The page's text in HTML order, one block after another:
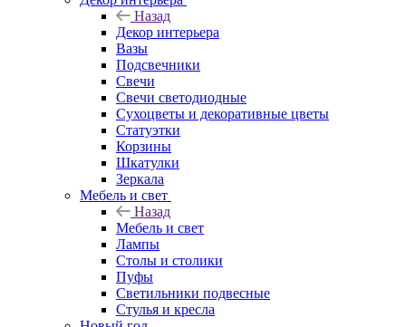
Назад
Декор интерьера
Вазы
Подсвечники
Свечи
Свечи светодиодные
Сухоцветы и декоративные цветы
Статуэтки
Корзины
Шкатулки
Зеркала
Мебель и свет
Назад
Мебель и свет
Лампы
Столы и столики
Пуфы
Светильники подвесные
Стулья и кресла